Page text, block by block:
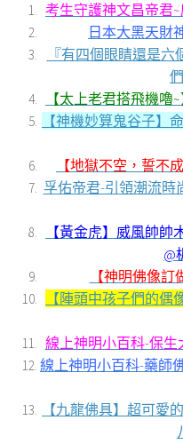
考生守護神文昌帝君
日本大黑天財
『有四個眼睛還是
【太上老君搭飛機
【神機妙算鬼谷子】
【地獄不空，誓不
孚佑帝君-引領潮流時
【黃金虎】威風帥
@
【神明佛像
【陣頭中孩子們的
線上神明小百科-保
線上神明小百科-藥師
【九龍佛具】超可愛